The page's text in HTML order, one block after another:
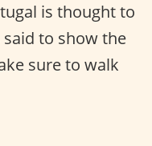
is thought to
said to show the
sure to walk